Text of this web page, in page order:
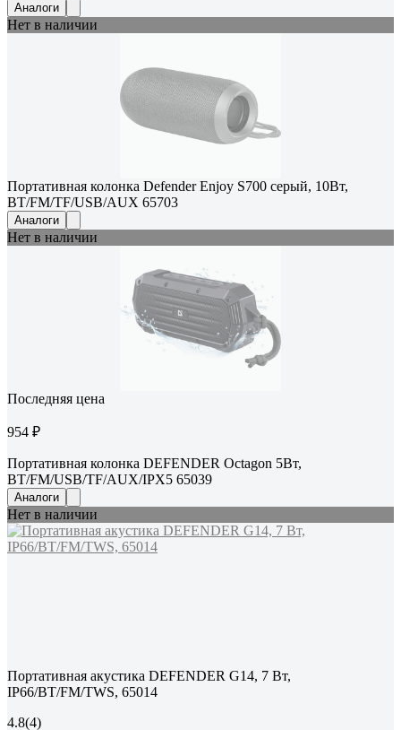
Аналоги
Нет в наличии
Портативная колонка Defender Enjoy S700 серый, 10Вт,
BT/FM/TF/USB/AUX 65703
Аналоги
Нет в наличии
Последняя цена
954 ₽
Портативная колонка DEFENDER Octagon 5Вт,
BT/FM/USB/TF/AUX/IPX5 65039
Аналоги
Нет в наличии
Портативная акустика DEFENDER G14, 7 Вт,
IP66/BT/FM/TWS, 65014
4.8(4)